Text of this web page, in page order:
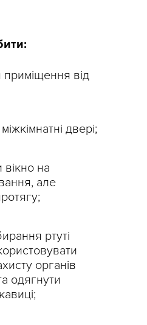
приміщення від
двері;
вікно на
але
ртуті
органів
одягнути